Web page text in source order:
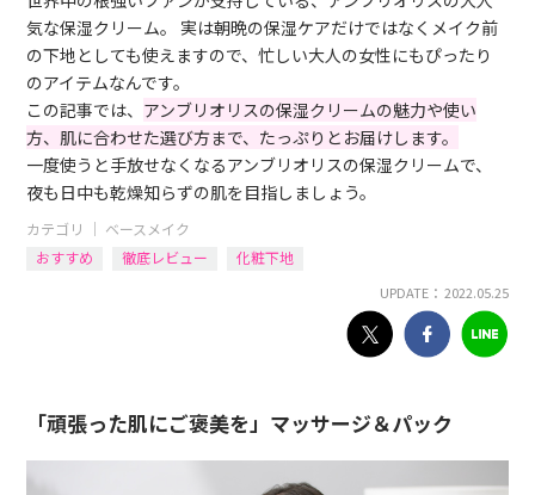
気な保湿クリーム。 実は朝晩の保湿ケアだけではなくメイク前
の下地としても使えますので、忙しい大人の女性にもぴったり
のアイテムなんです。
この記事では、 アンブリオリスの保湿クリームの魅力や使い
方、肌に合わせた選び方まで、たっぷりとお届けします。
一度使うと手放せなくなるアンブリオリスの保湿クリームで、
夜も日中も乾燥知らずの肌を目指しましょう。
カテゴリ ｜ ベースメイク
おすすめ
徹底レビュー 化粧下地
UPDATE： 2022.05.25
「頑張った肌にご褒美を」マッサージ＆パック